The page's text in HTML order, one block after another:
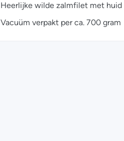
Heerlijke wilde zalmfilet met huid
Vacuüm verpakt per ca. 700 gram